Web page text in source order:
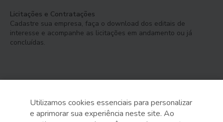
Licitações e Contratações
Cadastre sua empresa, faça o download dos editais de
interesse e acompanhe as licitações em andamento ou já
concluídas.
Serviço Social do Comércio
Utilizamos cookies essenciais para personalizar
e aprimorar sua experiência neste site. Ao